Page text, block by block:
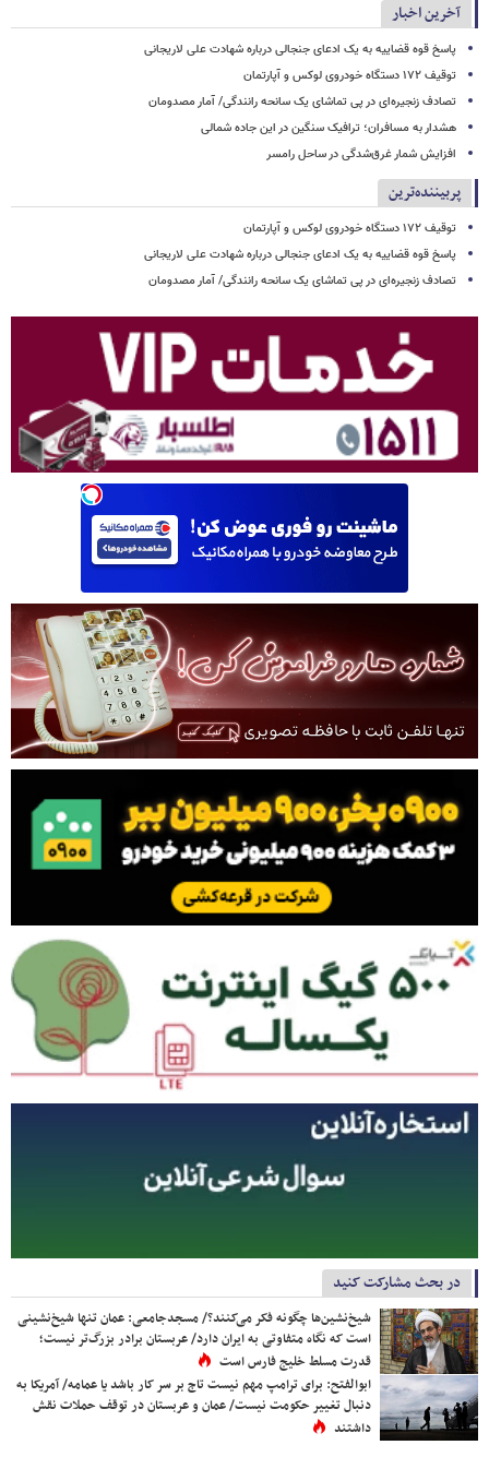
آخرین اخبار
پاسخ قوه قضاییه به یک ادعای جنجالی درباره شهادت علی لاریجانی
توقیف ۱۷۲ دستگاه خودروی لوکس و آپارتمان
تصادف زنجیره‌ای در پی تماشای یک سانحه رانندگی/ آمار مصدومان
هشدار به مسافران؛ ترافیک سنگین در این جاده شمالی
افزایش شمار غرق‌شدگی در ساحل رامسر
پربیننده‌ترین
توقیف ۱۷۲ دستگاه خودروی لوکس و آپارتمان
پاسخ قوه قضاییه به یک ادعای جنجالی درباره شهادت علی لاریجانی
تصادف زنجیره‌ای در پی تماشای یک سانحه رانندگی/ آمار مصدومان
در بحث مشارکت کنید
شیخ‌نشین‌ها چگونه فکر می‌کنند؟/ مسجدجامعی: عمان تنها شیخ‌نشینی
است که نگاه متفاوتی به ایران دارد/ عربستان برادر بزرگ‌تر نیست؛
قدرت مسلط خلیج فارس است
ابوالفتح: برای ترامپ مهم نیست تاج بر سر کار باشد یا عمامه/ آمریکا به
دنبال تغییر حکومت نیست/ عمان و عربستان در توقف حملات نقش
داشتند